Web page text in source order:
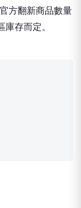
方翻新商品數量
存而定。